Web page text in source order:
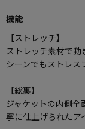
機能
【ストレッチ】
ストレッチ素材で動
シーンでもストレス
【総裏】
ジャケットの内側全
寧に仕上げられたア